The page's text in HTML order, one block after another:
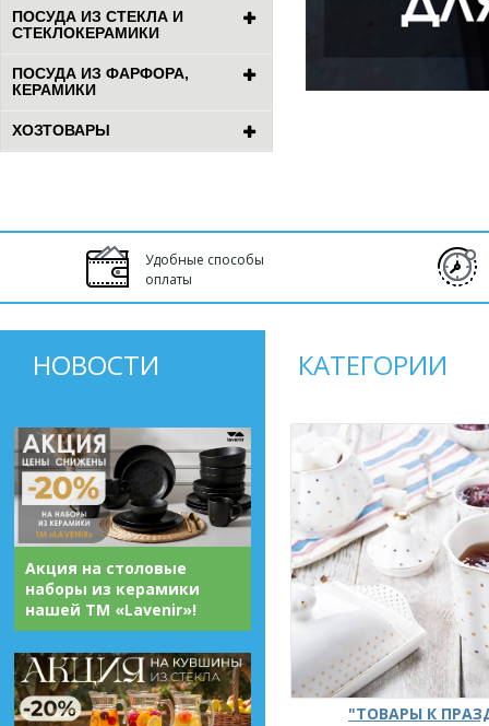
ПОСУДА ИЗ СТЕКЛА И
СТЕКЛОКЕРАМИКИ
ПОСУДА ИЗ ФАРФОРА,
КЕРАМИКИ
ХОЗТОВАРЫ
Удобные способы
оплаты
НОВОСТИ
Акция на столовые
наборы из керамики
нашей ТМ «Lavenir»!
КАТЕГОРИИ
"ТОВАРЫ К